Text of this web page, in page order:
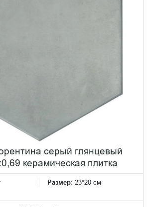
серый глянцевый
керамическая плитка
Размер: 23*20 см